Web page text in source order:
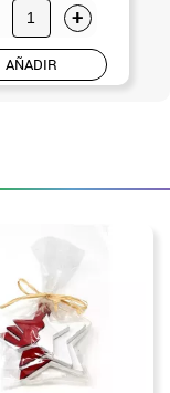
+
AÑADIR